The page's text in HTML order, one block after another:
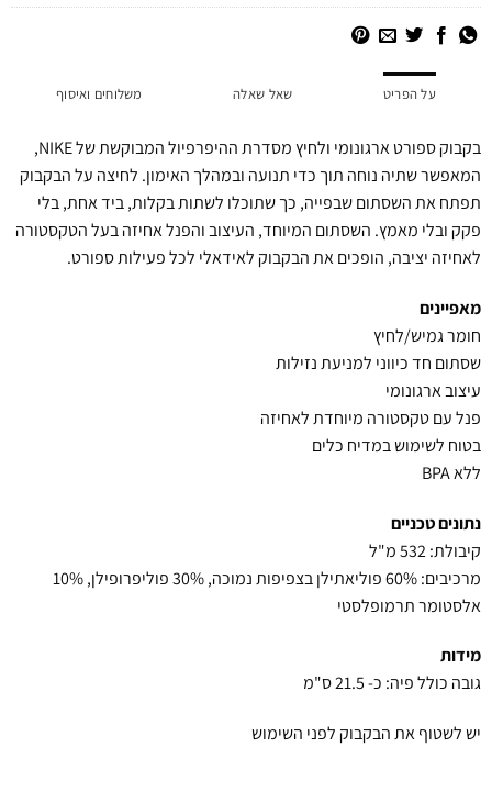
על הפריט שאל שאלה משלוחים ואיסוף
בקבוק ספורט ארגונומי ולחיץ מסדרת ההיפרפיול המבוקשת של NIKE,
המאפשר שתיה נוחה תוך כדי תנועה ובמהלך האימון. לחיצה על הבקבוק
תפתח את השסתום שבפייה, כך שתוכלו לשתות בקלות, ביד אחת, בלי
פקק ובלי מאמץ. השסתום המיוחד, העיצוב והפנל אחיזה בעל הטקסטורה
לאחיזה יציבה, הופכים את הבקבוק לאידאלי לכל פעילות ספורט.
מאפיינים
חומר גמיש/לחיץ
שסתום חד כיווני למניעת נזילות
עיצוב ארגונומי
פנל עם טקסטורה מיוחדת לאחיזה
בטוח לשימוש במדיח כלים
ללא BPA
נתונים טכניים
קיבולת: 532 מ"ל
מרכיבים: 60% פוליאתילן בצפיפות נמוכה, 30% פוליפרופילן, 10%
אלסטומר תרמופלסטי
מידות
גובה כולל פיה: כ- 21.5 ס"מ
יש לשטוף את הבקבוק לפני השימוש